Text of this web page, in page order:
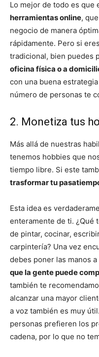
Lo mejor de todo es que
herramientas online,
negocio de manera
rápidamente. Pero si
tradicional, bien puedes
oficina física o a
con una buena
número de personas te
2. Monetiza tus
Más allá de nuestras
tenemos hobbies que
tiempo libre. Si este
trasformar tu
Esta idea es
enteramente de ti. ¿Qué
de pintar, cocinar,
carpintería? Una vez
debes poner las manos a
que la gente puede
también te
alcanzar una mayor
a voz también es muy
personas prefieren los
cadena, por lo que no